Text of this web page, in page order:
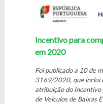
Incentivo para
em 2020
Foi publicado a 10 de
3169/2020, que inclui
atribuição do Incentivo
de Veículos de Baixas